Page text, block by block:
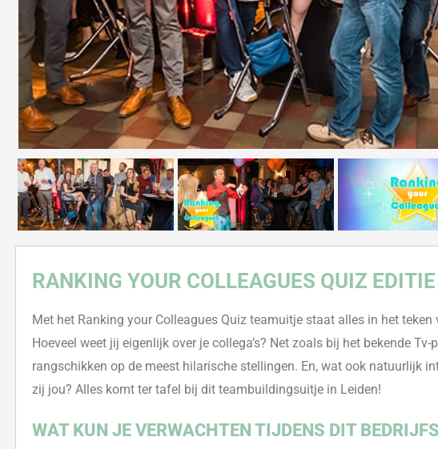
RANKING YOUR COLLEAGUES QUIZ
Met het Ranking your Colleagues Quiz teamuitje staat alles in het teken
Hoeveel weet jij eigenlijk over je collega’s? Net zoals bij het bekende Tv-
rangschikken op de meest hilarische stellingen. En, wat ook natuurlijk
zij jou? Alles komt ter tafel bij dit teambuildingsuitje in Leiden!
WAT KUN JE VERWACHTEN TIJDENS DIT